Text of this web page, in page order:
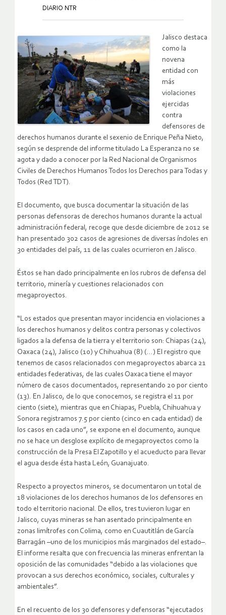
DIARIO NTR
Jalisco destaca
como la
novena
entidad con
más
violaciones
ejercidas
contra
defensores de
derechos humanos durante el sexenio de Enrique Peña Nieto,
según se desprende del informe titulado La Esperanza no se
agota y dado a conocer por la Red Nacional de Organismos
Civiles de Derechos Humanos Todos los Derechos para Todas y
Todos (Red TDT).
El documento, que busca documentar la situación de las
personas defensoras de derechos humanos durante la actual
administración federal, recoge que desde diciembre de 2012 se
han presentado 302 casos de agresiones de diversas índoles en
30 entidades del país, 11 de las cuales ocurrieron en Jalisco.
Éstos se han dado principalmente en los rubros de defensa del
territorio, minería y cuestiones relacionados con
megaproyectos.
“Los estados que presentan mayor incidencia en violaciones a
los derechos humanos y delitos contra personas y colectivos
ligados a la defensa de la tierra y el territorio son: Chiapas (24),
Oaxaca (24), Jalisco (10) y Chihuahua (8) (…) El registro que
tenemos de casos relacionados con megaproyectos abarca 21
entidades federativas, de las cuales Oaxaca tiene el mayor
número de casos documentados, representando 20 por ciento
(13). En Jalisco, de lo que conocemos, se registra el 11 por
ciento (siete), mientras que en Chiapas, Puebla, Chihuahua y
Sonora registramos 7.5 por ciento (cinco en cada entidad) de
los casos en cada uno”, se expone en el documento, aunque
no se hace un desglose explícito de megaproyectos como la
construcción de la Presa El Zapotillo y el acueducto para llevar
el agua desde ésta hasta León, Guanajuato.
Respecto a proyectos mineros, se documentaron un total de
18 violaciones de los derechos humanos de los defensores en
todo el territorio nacional. De ellos, tres tuvieron lugar en
Jalisco, cuyas mineras se han asentado principalmente en
zonas limítrofes con Colima, como en Cuautitlán de García
Barragán –uno de los municipios más marginados del estado–.
El informe resalta que con frecuencia las mineras enfrentan la
oposición de las comunidades “debido a las violaciones que
provocan a sus derechos económico, sociales, culturales y
ambientales”.
En el recuento de los 30 defensores y defensoras “ejecutados